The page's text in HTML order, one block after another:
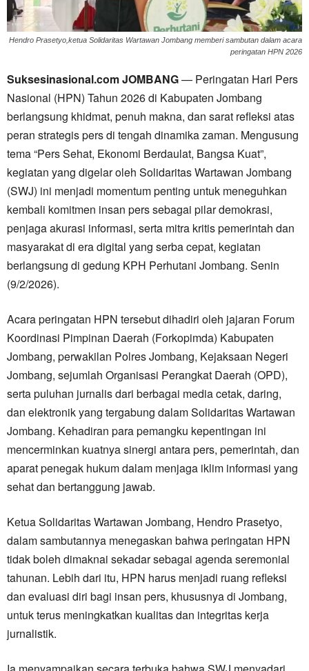
Hendro Prasetyo,ketua Solidaritas Wartawan Jombang memberi sambutan dalam acara
peringatan HPN 2026
Suksesinasional.com JOMBANG— Peringatan Hari Pers
Nasional (HPN) Tahun 2026 di Kabupaten Jombang
berlangsung khidmat, penuh makna, dan sarat refleksi atas
peran strategis pers di tengah dinamika zaman. Mengusung
tema “Pers Sehat, Ekonomi Berdaulat, Bangsa Kuat”,
kegiatan yang digelar oleh Solidaritas Wartawan Jombang
(SWJ) ini menjadi momentum penting untuk meneguhkan
kembali komitmen insan pers sebagai pilar demokrasi,
penjaga akurasi informasi, serta mitra kritis pemerintah dan
masyarakat di era digital yang serba cepat, kegiatan
berlangsung di gedung KPH Perhutani Jombang. Senin
(9/2/2026).
Acara peringatan HPN tersebut dihadiri oleh jajaran Forum
Koordinasi Pimpinan Daerah (Forkopimda) Kabupaten
Jombang, perwakilan Polres Jombang, Kejaksaan Negeri
Jombang, sejumlah Organisasi Perangkat Daerah (OPD),
serta puluhan jurnalis dari berbagai media cetak, daring,
dan elektronik yang tergabung dalam Solidaritas Wartawan
Jombang. Kehadiran para pemangku kepentingan ini
mencerminkan kuatnya sinergi antara pers, pemerintah, dan
aparat penegak hukum dalam menjaga iklim informasi yang
sehat dan bertanggung jawab.
Ketua Solidaritas Wartawan Jombang, Hendro Prasetyo,
dalam sambutannya menegaskan bahwa peringatan HPN
tidak boleh dimaknai sekadar sebagai agenda seremonial
tahunan. Lebih dari itu, HPN harus menjadi ruang refleksi
dan evaluasi diri bagi insan pers, khususnya di Jombang,
untuk terus meningkatkan kualitas dan integritas kerja
jurnalistik.